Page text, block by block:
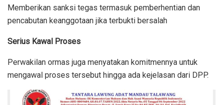
Memberikan sanksi tegas termasuk pemberhentian dan
pencabutan keanggotaan jika terbukti bersalah
Serius Kawal Proses
Perwakilan ormas juga menyatakan komitmennya untuk
mengawal proses tersebut hingga ada kejelasan dari DPP.